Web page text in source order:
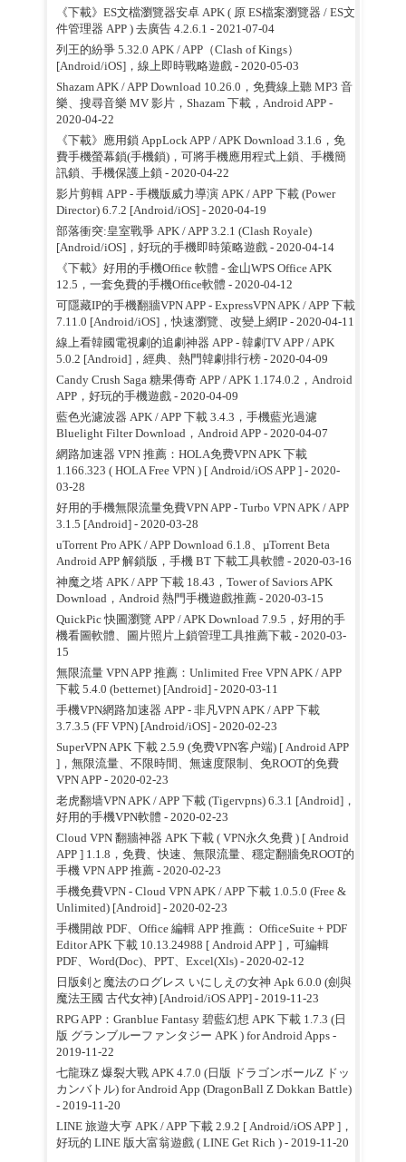
《下載》ES文檔瀏覽器安卓 APK ( 原 ES檔案瀏覽器 / ES文
件管理器 APP ) 去廣告 4.2.6.1 - 2021-07-04
列王的紛爭 5.32.0 APK / APP（Clash of Kings）
[Android/iOS]，線上即時戰略遊戲- 2020-05-03
Shazam APK / APP Download 10.26.0，免費線上聽 MP3 音
樂、搜尋音樂 MV 影片，Shazam 下載，Android APP-
2020-04-22
《下載》應用鎖 AppLock APP / APK Download 3.1.6，免
費手機螢幕鎖(手機鎖)，可將手機應用程式上鎖、手機簡
訊鎖、手機保護上鎖 - 2020-04-22
影片剪輯 APP - 手機版威力導演 APK / APP 下載 (Power
Director) 6.7.2 [Android/iOS]- 2020-04-19
部落衝突:皇室戰爭 APK / APP 3.2.1 (Clash Royale)
[Android/iOS]，好玩的手機即時策略遊戲- 2020-04-14
《下載》好用的手機Office 軟體 - 金山WPS Office APK
12.5，一套免費的手機Office軟體 - 2020-04-12
可隱藏IP的手機翻牆VPN APP - ExpressVPN APK / APP 下載
7.11.0 [Android/iOS]，快速瀏覽、改變上網IP- 2020-04-11
線上看韓國電視劇的追劇神器 APP - 韓劇TV APP / APK
5.0.2 [Android]，經典、熱門韓劇排行榜- 2020-04-09
Candy Crush Saga 糖果傳奇 APP / APK 1.174.0.2，Android
APP，好玩的手機遊戲- 2020-04-09
藍色光濾波器 APK / APP 下載 3.4.3，手機藍光過濾
Bluelight Filter Download，Android APP- 2020-04-07
網路加速器 VPN 推薦：HOLA免费VPN APK 下載
1.166.323 ( HOLA Free VPN ) [ Android/iOS APP ]- 2020-
03-28
好用的手機無限流量免費VPN APP - Turbo VPN APK / APP
3.1.5 [Android]- 2020-03-28
uTorrent Pro APK / APP Download 6.1.8、µTorrent Beta
Android APP 解鎖版，手機 BT 下載工具軟體 - 2020-03-16
神魔之塔 APK / APP 下載 18.43，Tower of Saviors APK
Download，Android 熱門手機遊戲推薦- 2020-03-15
QuickPic 快圖瀏覽 APP / APK Download 7.9.5，好用的手
機看圖軟體、圖片照片上鎖管理工具推薦下載- 2020-03-
15
無限流量 VPN APP 推薦：Unlimited Free VPN APK / APP
下載 5.4.0 (betternet) [Android]- 2020-03-11
手機VPN網路加速器 APP - 非凡VPN APK / APP 下載
3.7.3.5 (FF VPN) [Android/iOS]- 2020-02-23
SuperVPN APK 下載 2.5.9 (免费VPN客户端) [ Android APP
]，無限流量、不限時間、無速度限制、免ROOT的免費
VPN APP- 2020-02-23
老虎翻墙VPN APK / APP 下載 (Tigervpns) 6.3.1 [Android]，
好用的手機VPN軟體 - 2020-02-23
Cloud VPN 翻牆神器 APK 下載 ( VPN永久免費 ) [ Android
APP ] 1.1.8，免費、快速、無限流量、穩定翻牆免ROOT的
手機 VPN APP 推薦- 2020-02-23
手機免費VPN - Cloud VPN APK / APP 下載 1.0.5.0 (Free &
Unlimited) [Android]- 2020-02-23
手機開啟 PDF、Office 編輯 APP 推薦： OfficeSuite + PDF
Editor APK 下載 10.13.24988 [ Android APP ]，可編輯
PDF、Word(Doc)、PPT、Excel(Xls)- 2020-02-12
日版剣と魔法のログレス いにしえの女神 Apk 6.0.0 (劍與
魔法王國 古代女神) [Android/iOS APP]- 2019-11-23
RPG APP：Granblue Fantasy 碧藍幻想 APK 下載 1.7.3 (日
版 グランブルーファンタジー APK ) for Android Apps -
2019-11-22
七龍珠Z 爆裂大戰 APK 4.7.0 (日版 ドラゴンボールZ ドッ
カンバトル) for Android App (DragonBall Z Dokkan Battle)
- 2019-11-20
LINE 旅遊大亨 APK / APP 下載 2.9.2 [ Android/iOS APP ]，
好玩的 LINE 版大富翁遊戲 ( LINE Get Rich )- 2019-11-20